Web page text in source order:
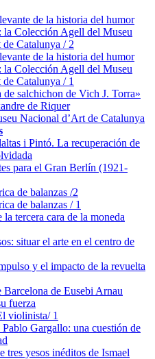
de la historia del humor
la Colección Agell del Museu
Catalunya / 2
de la historia del humor
la Colección Agell del Museu
Catalunya / 1
de salchichon de Vich J. Torra»
de Riquer
Nacional d’Art de Catalunya
i Pintó. La recuperación de
para el Gran Berlín (1921-
de balanzas /2
de balanzas / 1
la tercera cara de la moneda
situar el arte en el centro de
y el impacto de la revuelta
Barcelona de Eusebi Arnau
fuerza
violinista/ 1
Gargallo: una cuestión de
tres yesos inéditos de Ismael